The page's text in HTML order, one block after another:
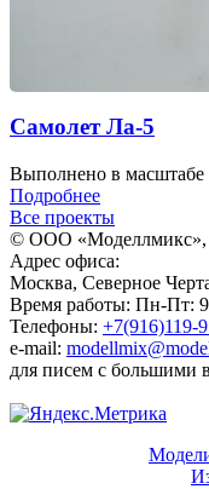
Самолет Ла-5
Выполнено в масштабе
Подробнее
Все проекты
© ООО «Моделлмикс»,
Адрес офиса:
Москва, Северное
Время работы: Пн-Пт:
Телефоны: +7(916)119-
e-mail:
для писем с большими